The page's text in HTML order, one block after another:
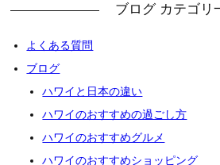
ブログ カテゴリ
よくある質問
ブログ
ハワイと日本の違い
ハワイのおすすめの過ごし方
ハワイのおすすめグルメ
ハワイのおすすめショッピング